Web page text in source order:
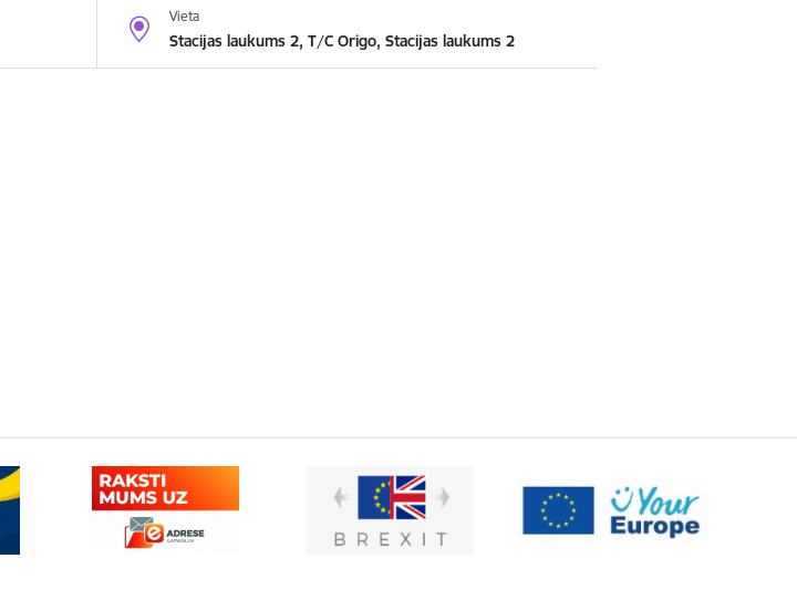
Vieta
Stacijas laukums 2, T/C Origo, Stacijas laukums 2